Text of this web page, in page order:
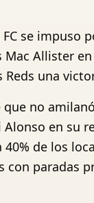
se impuso
Mac Allister
una
no
en su
de los
paradas